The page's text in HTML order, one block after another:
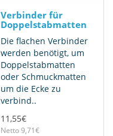
Verbinder für
Doppelstabmatten
Die flachen Verbinder
werden benötigt, um
Doppelstabmatten
oder Schmuckmatten
um die Ecke zu
verbind..
11,55€
Netto 9,71€